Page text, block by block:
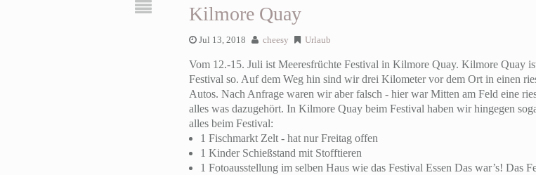
Kilmore Quay
Jul 13, 2018 cheesy Urlaub
Vom 12.-15. Juli ist Meeresfrüchte Festival in Kilmore Quay. Kilmore Quay
Festival so. Auf dem Weg hin sind wir drei Kilometer vor dem Ort in einen
Autos. Nach Anfrage waren wir aber falsch - hier war Mitten am Feld eine
alles was dazugehört. In Kilmore Quay beim Festival haben wir hingegen
alles beim Festival:
1 Fischmarkt Zelt - hat nur Freitag offen
1 Kinder Schießstand mit Stofftieren
1 Fotoausstellung im selben Haus wie das Festival Essen Das war’s! Das